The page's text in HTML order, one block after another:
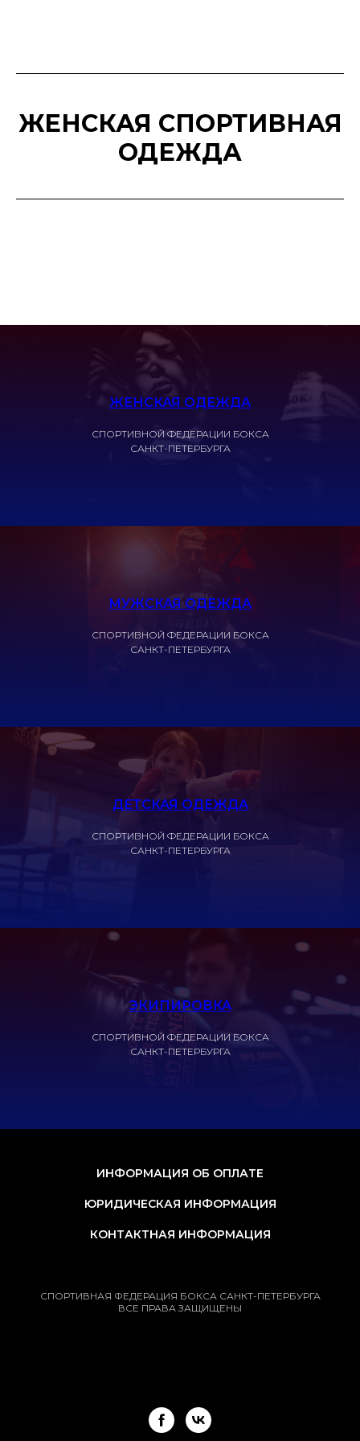
ЖЕНСКАЯ СПОРТИВНАЯ
ОДЕЖДА
ЖЕНСКАЯ ОДЕЖДА
СПОРТИВНОЙ ФЕДЕРАЦИИ БОКСА
САНКТ-ПЕТЕРБУРГА
МУЖСКАЯ ОДЕЖДА
СПОРТИВНОЙ ФЕДЕРАЦИИ БОКСА
САНКТ-ПЕТЕРБУРГА
ДЕТСКАЯ ОДЕЖДА
СПОРТИВНОЙ ФЕДЕРАЦИИ БОКСА
САНКТ-ПЕТЕРБУРГА
ЭКИПИРОВКА
СПОРТИВНОЙ ФЕДЕРАЦИИ БОКСА
САНКТ-ПЕТЕРБУРГА
ИНФОРМАЦИЯ ОБ ОПЛАТЕ
ЮРИДИЧЕСКАЯ ИНФОРМАЦИЯ
КОНТАКТНАЯ ИНФОРМАЦИЯ
СПОРТИВНАЯ ФЕДЕРАЦИЯ БОКСА САНКТ-ПЕТЕРБУРГА
ВСЕ ПРАВА ЗАЩИЩЕНЫ